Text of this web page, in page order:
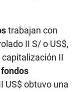
trabajan con
II S/ o US$,
II
fondos
US$ obtuvo una